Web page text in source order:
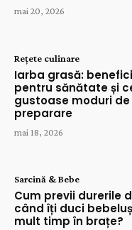
mai 20, 2026
Rețete culinare
Iarba grasă:
pentru sănătate și
gustoase moduri de
preparare
mai 18, 2026
Sarcină & Bebe
Cum previi durerile
când îți duci
mult timp în brațe?